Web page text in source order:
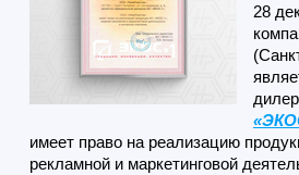
28
имеет право на реализацию
рекламной и маркетинговой